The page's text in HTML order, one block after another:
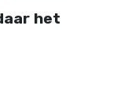
het